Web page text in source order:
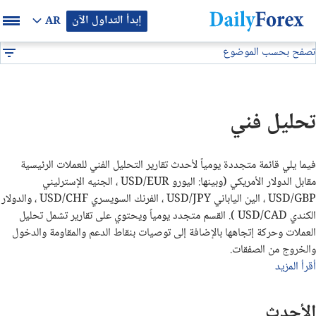
إبدأ التداول الآن AR
بيان إعلاني
تصفح بحسب الموضوع
التوقعات والتحليلات الشهرية
توصيات يومية لتداول البيتكوين (BTC/USD)
توقعات أسعار الذهب الايام القادمة
تحليل الذهب اليوم
تحليل فني
فيما يلي قائمة متجددة يومياً لأحدث تقارير التحليل الفني للعملات الرئيسية
مقابل الدولار الأمريكي (وبينها: اليورو USD/EUR ، الجنيه الإسترليني
USD/GBP ، الين الياباني USD/JPY ، الفرنك السويسري USD/CHF ، والدولار
الكندي USD/CAD ). القسم متجدد يومياً ويحتوي على تقارير تشمل تحليل
العملات وحركة إتجاهها بالإضافة إلى توصيات بنقاط الدعم والمقاومة والدخول
والخروج من الصفقات.
أقرأ المزيد